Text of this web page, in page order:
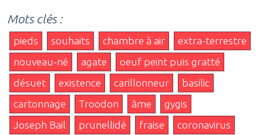
Mots clés :
pieds souhaits chambre à air
extra-terrestre
nouveau-né
agate
oeuf peint puis gratté
désuet
existence carillonneur
basilic
cartonnage
Troodon âme
gygis
Joseph Bail
prunellidé fraise
coronavirus